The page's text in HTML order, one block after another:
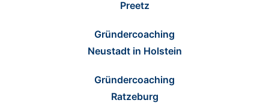
Preetz
Gründercoaching
Neustadt in Holstein
Gründercoaching
Ratzeburg